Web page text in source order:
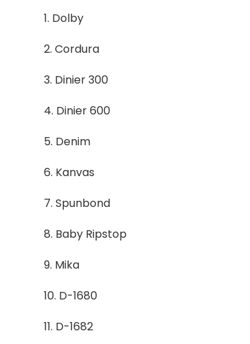
1. Dolby
2. Cordura
3. Dinier 300
4. Dinier 600
5. Denim
6. Kanvas
7. Spunbond
8. Baby Ripstop
9. Mika
10. D-1680
11. D-1682